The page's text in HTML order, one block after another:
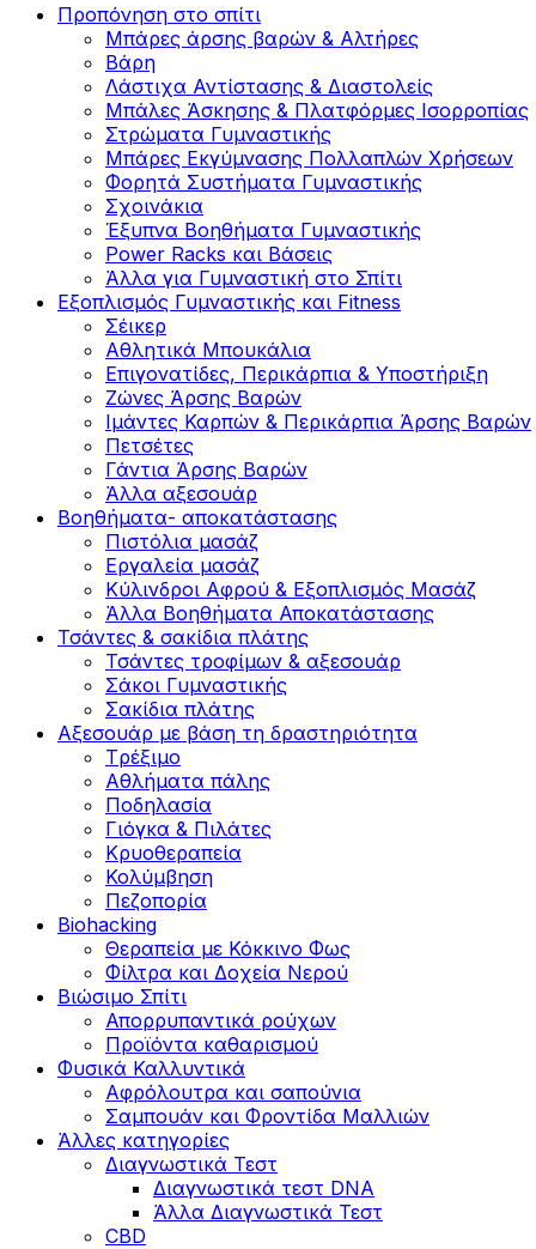
Προπόνηση στο σπίτι
Μπάρες άρσης βαρών & Αλτήρες
Βάρη
Λάστιχα Αντίστασης & Διαστολείς
Μπάλες Άσκησης & Πλατφόρμες Ισορροπίας
Στρώματα Γυμναστικής
Μπάρες Εκγύμνασης Πολλαπλών Χρήσεων
Φορητά Συστήματα Γυμναστικής
Σχοινάκια
Έξυπνα Βοηθήματα Γυμναστικής
Power Racks και Βάσεις
Άλλα για Γυμναστική στο Σπίτι
Εξοπλισμός Γυμναστικής και Fitness
Σέικερ
Αθλητικά Μπουκάλια
Επιγονατίδες, Περικάρπια & Υποστήριξη
Ζώνες Άρσης Βαρών
Ιμάντες Καρπών & Περικάρπια Άρσης Βαρών
Πετσέτες
Γάντια Άρσης Βαρών
Άλλα αξεσουάρ
Βοηθήματα- αποκατάστασης
Πιστόλια μασάζ
Εργαλεία μασάζ
Κύλινδροι Αφρού & Εξοπλισμός Μασάζ
Άλλα Βοηθήματα Αποκατάστασης
Τσάντες & σακίδια πλάτης
Τσάντες τροφίμων & αξεσουάρ
Σάκοι Γυμναστικής
Σακίδια πλάτης
Αξεσουάρ με βάση τη δραστηριότητα
Tρέξιμο
Αθλήματα πάλης
Ποδηλασία
Γιόγκα & Πιλάτες
Κρυοθεραπεία
Κολύμβηση
Πεζοπορία
Biohacking
Θεραπεία με Κόκκινο Φως
Φίλτρα και Δοχεία Νερού
Βιώσιμο Σπίτι
Απορρυπαντικά ρούχων
Προϊόντα καθαρισμού
Φυσικά Καλλυντικά
Αφρόλουτρα και σαπούνια
Σαμπουάν και Φροντίδα Μαλλιών
Άλλες κατηγορίες
Διαγνωστικά Τεστ
Διαγνωστικά τεστ DNA
Άλλα Διαγνωστικά Τεστ
CBD